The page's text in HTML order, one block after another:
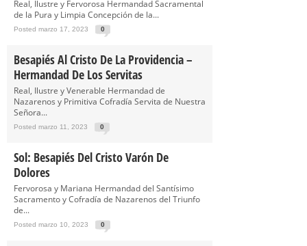
Real, Ilustre y Fervorosa Hermandad Sacramental
de la Pura y Limpia Concepción de la...
Posted marzo 17, 2023 0
Besapiés Al Cristo De La Providencia –
Hermandad De Los Servitas
Real, Ilustre y Venerable Hermandad de
Nazarenos y Primitiva Cofradía Servita de Nuestra
Señora...
Posted marzo 11, 2023 0
Sol: Besapiés Del Cristo Varón De
Dolores
Fervorosa y Mariana Hermandad del Santísimo
Sacramento y Cofradía de Nazarenos del Triunfo
de...
Posted marzo 10, 2023 0